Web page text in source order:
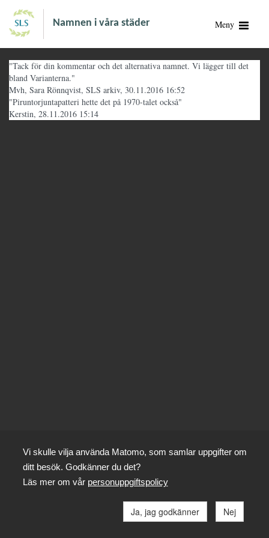
Namnen i våra städer Meny
"Tack för din kommentar och det alternativa namnet. Vi lägger till det
bland Varianterna."
Mvh, Sara Rönnqvist, SLS arkiv, 30.11.2016 16:52
"Piruntorjuntapatteri hette det på 1970-talet också"
Kerstin, 28.11.2016 15:14
Vi skulle vilja använda Matomo, som samlar uppgifter om
ditt besök. Godkänner du det?
Läs mer om vår personuppgiftspolicy
Ja, jag godkänner Nej